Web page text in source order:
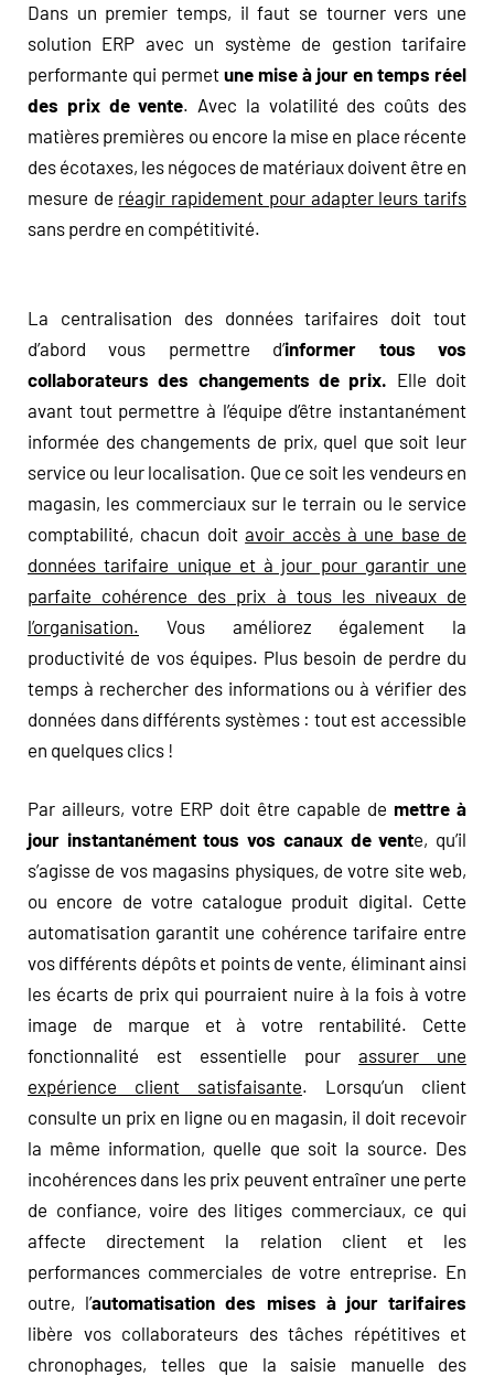
Dans un premier temps, il faut se tourner vers une
solution ERP avec un système de gestion tarifaire
performante qui permet une mise à jour en temps réel
des prix de vente. Avec la volatilité des coûts des
matières premières ou encore la mise en place récente
des écotaxes, les négoces de matériaux doivent être en
mesure de réagir rapidement pour adapter leurs tarifs
sans perdre en compétitivité.
La centralisation des données tarifaires doit tout
d’abord vous permettre d’informer tous vos
collaborateurs des changements de prix. Elle doit
avant tout permettre à l’équipe d’être instantanément
informée des changements de prix, quel que soit leur
service ou leur localisation. Que ce soit les vendeurs en
magasin, les commerciaux sur le terrain ou le service
comptabilité, chacun doitavoir accès à une base de
données tarifaire unique et à jour pour garantir une
parfaite cohérence des prix à tous les niveaux de
l’organisation. Vous améliorez également la
productivité de vos équipes. Plus besoin de perdre du
temps à rechercher des informations ou à vérifier des
données dans différents systèmes : tout est accessible
en quelques clics !
Par ailleurs, votre ERP doit être capable de mettre à
jour instantanément tous vos canaux de vente, qu’il
s’agisse de vos magasins physiques, de votre site web,
ou encore de votre catalogue produit digital. Cette
automatisation garantit une cohérence tarifaire entre
vos différents dépôts et points de vente, éliminant ainsi
les écarts de prix qui pourraient nuire à la fois à votre
image de marque et à votre rentabilité. Cette
fonctionnalité est essentielle pour assurer une
expérience client satisfaisante. Lorsqu’un client
consulte un prix en ligne ou en magasin, il doit recevoir
la même information, quelle que soit la source. Des
incohérences dans les prix peuvent entraîner une perte
de confiance, voire des litiges commerciaux, ce qui
affecte directement la relation client et les
performances commerciales de votre entreprise. En
outre, l’automatisation des mises à jour tarifaires
libère vos collaborateurs des tâches répétitives et
chronophages, telles que la saisie manuelle des